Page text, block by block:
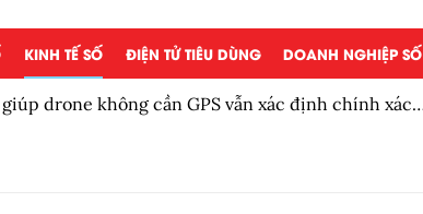
KINH TẾ SỐ ĐIỆN TỬ TIÊU DÙNG DOANH NGHIỆP SỐ
drone không cần GPS vẫn xác định chính xác